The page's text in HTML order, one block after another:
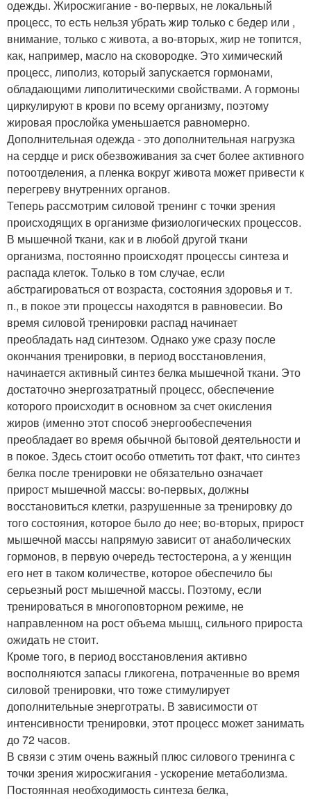
одежды. Жиросжигание - во-первых, не локальный
процесс, то есть нельзя убрать жир только с бедер или ,
внимание, только с живота, а во-вторых, жир не топится,
как, например, масло на сковородке. Это химический
процесс, липолиз, который запускается гормонами,
обладающими липолитическими свойствами. А гормоны
циркулируют в крови по всему организму, поэтому
жировая прослойка уменьшается равномерно.
Дополнительная одежда - это дополнительная нагрузка
на сердце и риск обезвоживания за счет более активного
потоотделения, а пленка вокруг живота может привести к
перегреву внутренних органов.
Теперь рассмотрим силовой тренинг с точки зрения
происходящих в организме физиологических процессов.
В мышечной ткани, как и в любой другой ткани
организма, постоянно происходят процессы синтеза и
распада клеток. Только в том случае, если
абстрагироваться от возраста, состояния здоровья и т.
п., в покое эти процессы находятся в равновесии. Во
время силовой тренировки распад начинает
преобладать над синтезом. Однако уже сразу после
окончания тренировки, в период восстановления,
начинается активный синтез белка мышечной ткани. Это
достаточно энергозатратный процесс, обеспечение
которого происходит в основном за счет окисления
жиров (именно этот способ энергообеспечения
преобладает во время обычной бытовой деятельности и
в покое. Здесь стоит особо отметить тот факт, что синтез
белка после тренировки не обязательно означает
прирост мышечной массы: во-первых, должны
восстановиться клетки, разрушенные за тренировку до
того состояния, которое было до нее; во-вторых, прирост
мышечной массы напрямую зависит от анаболических
гормонов, в первую очередь тестостерона, а у женщин
его нет в таком количестве, которое обеспечило бы
серьезный рост мышечной массы. Поэтому, если
тренироваться в многоповторном режиме, не
направленном на рост объема мышц, сильного прироста
ожидать не стоит.
Кроме того, в период восстановления активно
восполняются запасы гликогена, потраченные во время
силовой тренировки, что тоже стимулирует
дополнительные энерготраты. В зависимости от
интенсивности тренировки, этот процесс может занимать
до 72 часов.
В связи с этим очень важный плюс силового тренинга с
точки зрения жиросжигания - ускорение метаболизма.
Постоянная необходимость синтеза белка,